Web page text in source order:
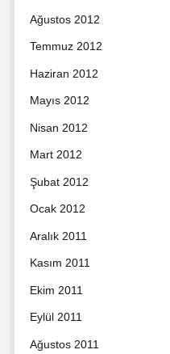
Ağustos 2012
Temmuz 2012
Haziran 2012
Mayıs 2012
Nisan 2012
Mart 2012
Şubat 2012
Ocak 2012
Aralık 2011
Kasım 2011
Ekim 2011
Eylül 2011
Ağustos 2011